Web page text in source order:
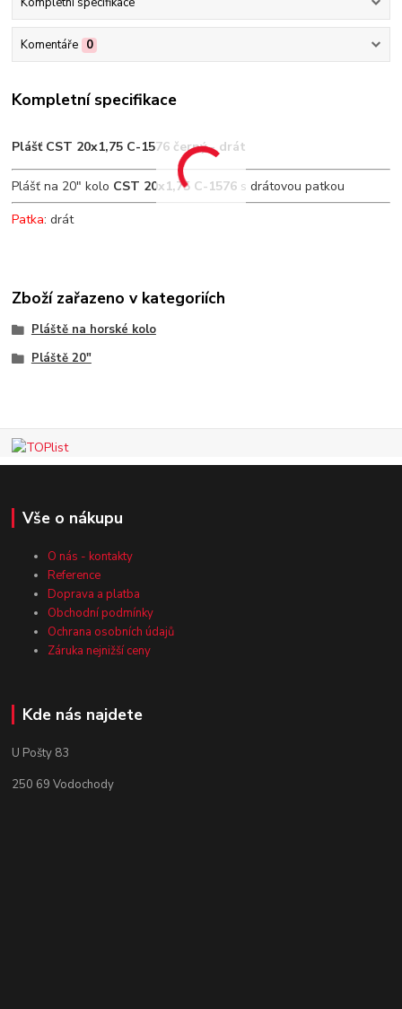
Komentáře 0
Kompletní specifikace
Plášť CST 20x1,75 C-1576 černý - drát
Plášť na 20" kolo CST 20x1,75 C-1576 s drátovou patkou
Patka: drát
Zboží zařazeno v kategoriích
Pláště na horské kolo
Pláště 20"
Vše o nákupu
O nás - kontakty
Reference
Doprava a platba
Obchodní podmínky
Ochrana osobních údajů
Záruka nejnižší ceny
Kde nás najdete
U Pošty 83
250 69 Vodochody